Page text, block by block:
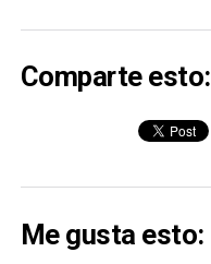
Comparte esto:
Me gusta esto: